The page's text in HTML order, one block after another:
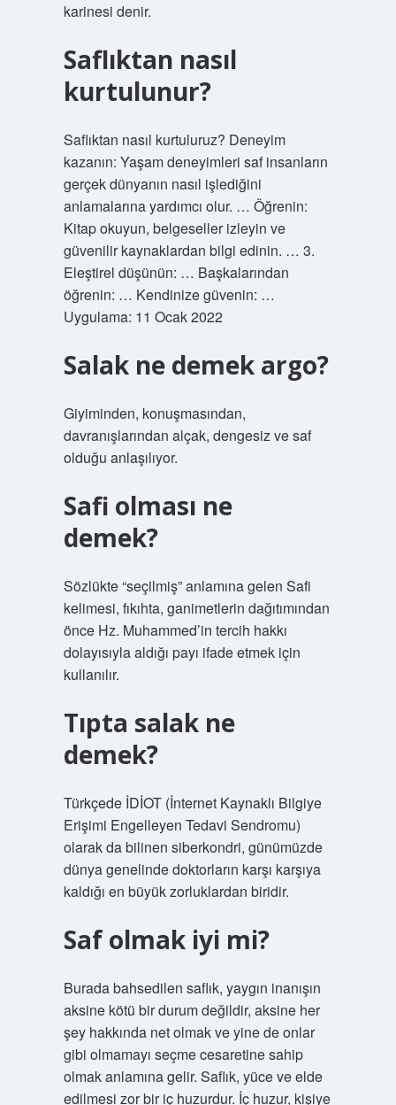
karinesi denir.
Saflıktan nasıl
kurtulunur?
Saflıktan nasıl kurtuluruz? Deneyim
kazanın: Yaşam deneyimleri saf insanların
gerçek dünyanın nasıl işlediğini
anlamalarına yardımcı olur. … Öğrenin:
Kitap okuyun, belgeseller izleyin ve
güvenilir kaynaklardan bilgi edinin. … 3.
Eleştirel düşünün: … Başkalarından
öğrenin: … Kendinize güvenin: …
Uygulama: 11 Ocak 2022
Salak ne demek argo?
Giyiminden, konuşmasından,
davranışlarından alçak, dengesiz ve saf
olduğu anlaşılıyor.
Safi olması ne
demek?
Sözlükte “seçilmiş” anlamına gelen Safi
kelimesi, fıkıhta, ganimetlerin dağıtımından
önce Hz. Muhammed’in tercih hakkı
dolayısıyla aldığı payı ifade etmek için
kullanılır.
Tıpta salak ne
demek?
Türkçede İDİOT (İnternet Kaynaklı Bilgiye
Erişimi Engelleyen Tedavi Sendromu)
olarak da bilinen siberkondri, günümüzde
dünya genelinde doktorların karşı karşıya
kaldığı en büyük zorluklardan biridir.
Saf olmak iyi mi?
Burada bahsedilen saflık, yaygın inanışın
aksine kötü bir durum değildir, aksine her
şey hakkında net olmak ve yine de onlar
gibi olmamayı seçme cesaretine sahip
olmak anlamına gelir. Saflık, yüce ve elde
edilmesi zor bir iç huzurdur. İç huzur, kişiye